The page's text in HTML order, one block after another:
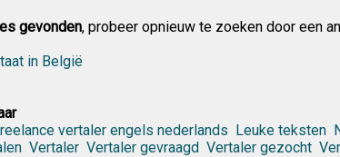
gevonden, probeer opnieuw te zoeken door een
in België
vertaler engels nederlands Leuke teksten
Vertaler Vertaler gevraagd Vertaler gezocht